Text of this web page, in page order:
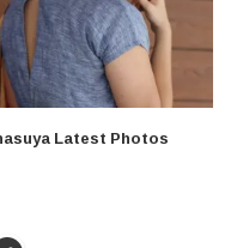
Latest Photos